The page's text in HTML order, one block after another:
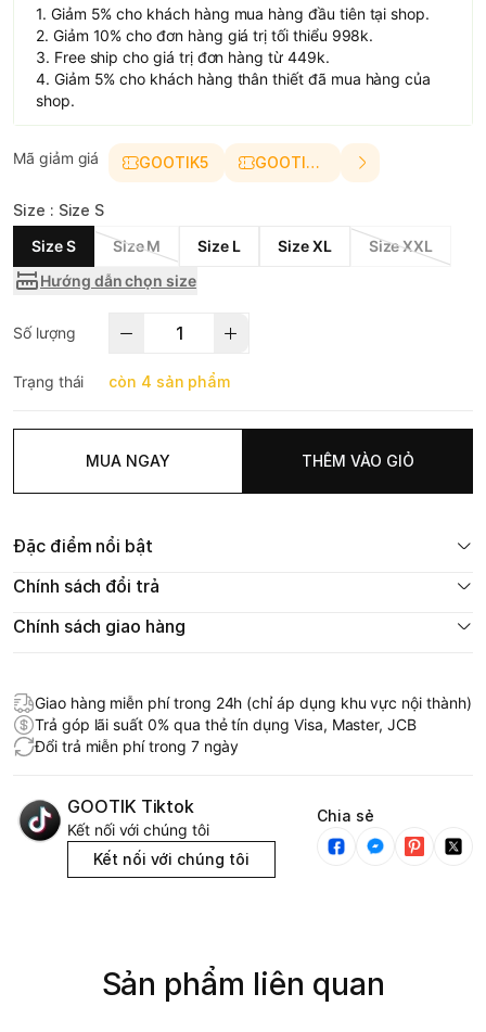
1. Giảm 5% cho khách hàng mua hàng đầu tiên tại shop.
2. Giảm 10% cho đơn hàng giá trị tối thiểu 998k.
3. Free ship cho giá trị đơn hàng từ 449k.
4. Giảm 5% cho khách hàng thân thiết đã mua hàng của
shop.
Mã giảm giá GOOTIK5 GOOTIK10
Size : Size S
Size S
Size M Size L Size XL
Size XXL
Hướng dẫn chọn size
Số lượng
Trạng thái còn 4 sản phẩm
MUA NGAY THÊM VÀO GIỎ
Đặc điểm nổi bật
Chính sách đổi trả
Chính sách giao hàng
Giao hàng miễn phí trong 24h (chỉ áp dụng khu vực nội thành)
Trả góp lãi suất 0% qua thẻ tín dụng Visa, Master, JCB
Đổi trả miễn phí trong 7 ngày
GOOTIK Tiktok
Kết nối với chúng tôi
Kết nối với chúng tôi
Chia sẻ
Sản phẩm liên quan